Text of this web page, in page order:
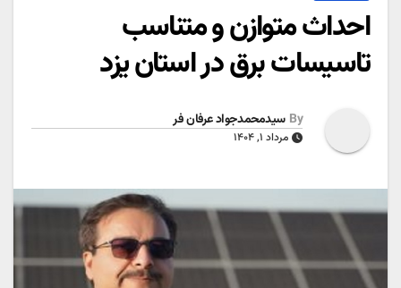
احداث متوازن و متناسب
تاسیسات برق در استان یزد
By سیدمحمدجواد عرفان فر
مرداد ۱, ۱۴۰۴